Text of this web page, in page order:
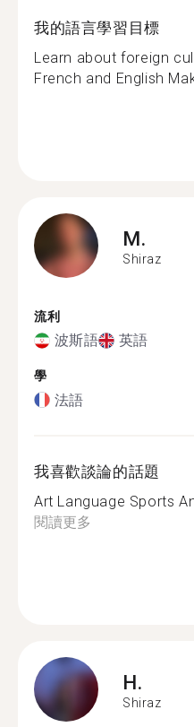
我的語言學習目標
Learn about foreign
French and English
M.
Shiraz
流利
波斯語 英語
學
法語
我喜歡談論的話題
Art Language Sports
閱讀更多
H.
Shiraz